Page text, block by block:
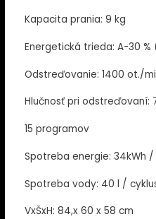
Kapacita prania: 9 kg
Energetická trieda: A-30 %
Odstreďovanie: 1400 ot./
Hlučnosť pri odstreďovaní:
15 programov
Spotreba energie: 34kWh /
Spotreba vody: 40 l /
VxŠxH: 84,x 60 x 58 cm